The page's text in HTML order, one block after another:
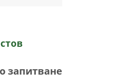
запитване